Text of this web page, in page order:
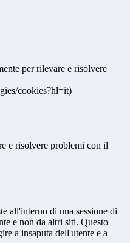
per rilevare e risolvere
cookies?hl=it)
e risolvere problemi con il
all'interno di una sessione di
e non da altri siti. Questo
a insaputa dell'utente e a